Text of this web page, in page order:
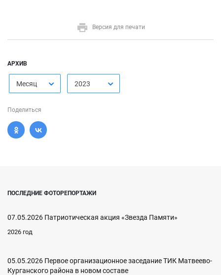
Версия для печати
АРХИВ
Месяц 2023
Поделиться
ПОСЛЕДНИЕ ФОТОРЕПОРТАЖИ
07.05.2026 Патриотическая акция «Звезда Памяти»
2026 год
05.05.2026 Первое организационное заседание ТИК Матвеево-
Курганского района в новом составе